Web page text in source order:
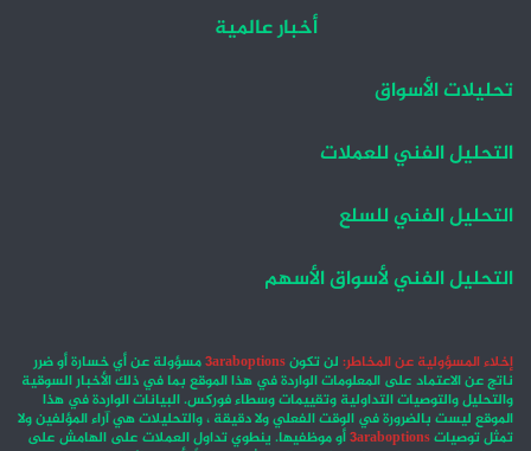
أخبار عالمية
تحليلات الأسواق
التحليل الفني للعملات
التحليل الفني للسلع
التحليل الفني لأسواق الأسهم
إخلاء المسؤولية عن المخاطر: لن تكون3araboptionsمسؤولة عن أي خسارة أو ضرر
ناتج عن الاعتماد على المعلومات الواردة في هذا الموقع بما في ذلك الأخبار السوقية
والتحليل والتوصيات التداولية وتقييمات وسطاء فوركس. البيانات الواردة في هذا
الموقع ليست بالضرورة في الوقت الفعلي ولا دقيقة ، والتحليلات هي آراء المؤلفين ولا
تمثل توصيات3araboptionsأو موظفيها. ينطوي تداول العملات على الهامش على